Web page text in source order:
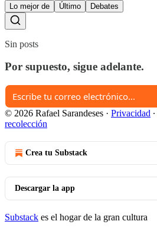
Lo mejor de Último Debates
Sin posts
Por supuesto, sigue adelante.
© 2026 Rafael Sarandeses · Privacidad ∙
recolección
Crea tu Substack
Descargar la app
Substack es el hogar de la gran cultura